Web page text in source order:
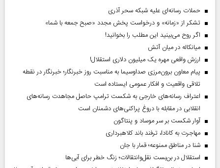
حملات رسانه‌ای علیه شبکه سحر آذری
تشکر از «زمانه» و درخواست پخش مجدد «صبح جمعه با شما»
اگر روح می‌بینید این مطلب را بخوانید!
میانکاله در میان آتش
ارزش واقعی مهره یک میلیون دلاری استقلال!
پیام معاون برون‌مرزی صداوسیما به مناسبت روز خبرنگار؛ خبرنگار در نقطه
تلاقی واقعیت و افکار عمومی ایستاده است
اعتراف رسانه‌های خارجی به شکست ترامپ حاصل مجاهدت رسانه‌های
انقلابی در مقابله با دروغ پراکنی‌های دشمنان است
آوار شکست بر سر موساد و پنتاگون
مهاجرت به کانادا، ترفند باند کلاهبرداری
شنا در مناطق ممنوعه؛ قمار با جان
استقلال در بن‌بست نقل‌وانتقالات؛ زنگ خطر برای آبی‌ها